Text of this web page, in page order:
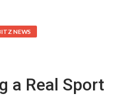
NEWS
a Real Sport